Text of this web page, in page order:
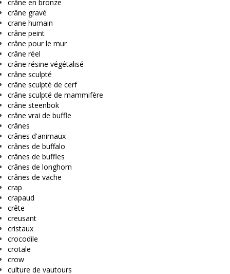
crâne en bronze
crâne gravé
crane humain
crâne peint
crâne pour le mur
crâne réel
crâne résine végétalisé
crâne sculpté
crâne sculpté de cerf
crâne sculpté de mammifère
crâne steenbok
crâne vrai de buffle
crânes
crânes d'animaux
crânes de buffalo
crânes de buffles
crânes de longhorn
crânes de vache
crap
crapaud
crête
creusant
cristaux
crocodile
crotale
crow
culture de vautours